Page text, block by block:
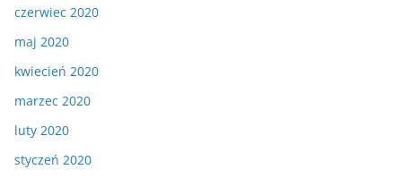
czerwiec 2020
maj 2020
kwiecień 2020
marzec 2020
luty 2020
styczeń 2020